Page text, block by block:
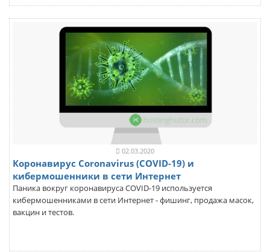
02.03.2020
Коронавирус Coronavirus (COVID-19) и
кибермошенники в сети Интернет
Паника вокруг коронавируса COVID-19 используется
кибермошенниками в сети Интернет - фишинг, продажа масок,
вакцин и тестов.